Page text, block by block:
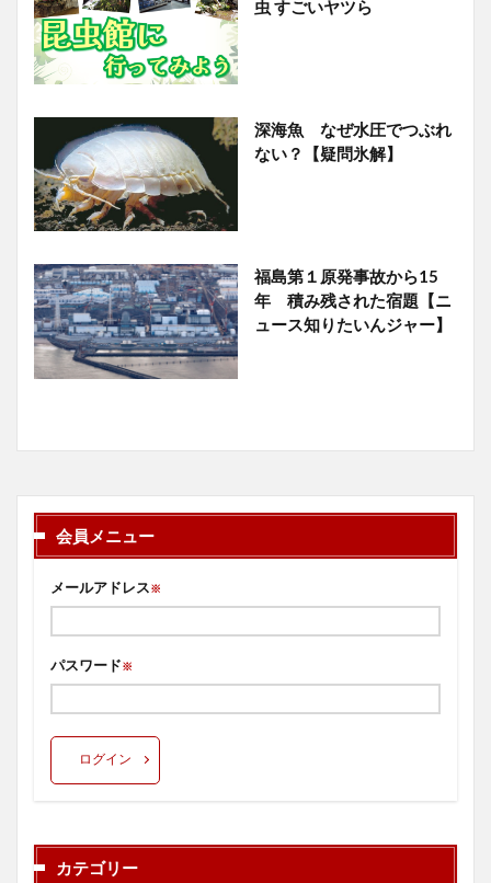
虫 すごいヤツら
深海魚 なぜ水圧でつぶれ
ない？【疑問氷解】
福島第１原発事故から15
年 積み残された宿題【ニ
ュース知りたいんジャー】
会員メニュー
メールアドレス※
パスワード※
ログイン
カテゴリー